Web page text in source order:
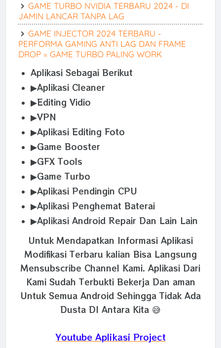
GAME TURBO NVIDIA TERBARU 2024 - DI
JAMIN LANCAR TANPA LAG
GAME INJECTOR 2024 TERBARU -
PERFORMA GAMING ANTI LAG DAN FRAME
DROP = GAME TURBO PALING WORK
Aplikasi Sebagai Berikut
▶Aplikasi Cleaner
▶Editing Vidio
▶VPN
▶Aplikasi Editing Foto
▶Game Booster
▶GFX Tools
▶Game Turbo
▶Aplikasi Pendingin CPU
▶Aplikasi Penghemat Baterai
▶Aplikasi Android Repair Dan Lain Lain
Untuk Mendapatkan Informasi Aplikasi
Modifikasi Terbaru kalian Bisa Langsung
Mensubscribe Channel Kami. Aplikasi Dari
Kami Sudah Terbukti Bekerja Dan aman
Untuk Semua Android Sehingga Tidak Ada
Dusta DI Antara Kita 😅
Youtube Aplikasi Project